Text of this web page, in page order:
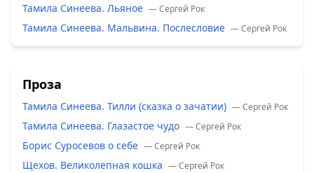
Тамила Синеева. Льяное — Сергей Рок
Тамила Синеева. Мальвина. Послесловие — Сергей Рок
Проза
Тамила Синеева. Тилли (сказка о зачатии) — Сергей Рок
Тамила Синеева. Глазастое чудо — Сергей Рок
Борис Суросевов о себе — Сергей Рок
Щехов. Великолепная кошка — Сергей Рок